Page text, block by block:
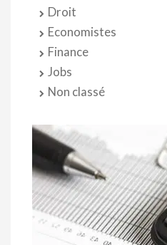
Droit
Economistes
Finance
Jobs
Non classé